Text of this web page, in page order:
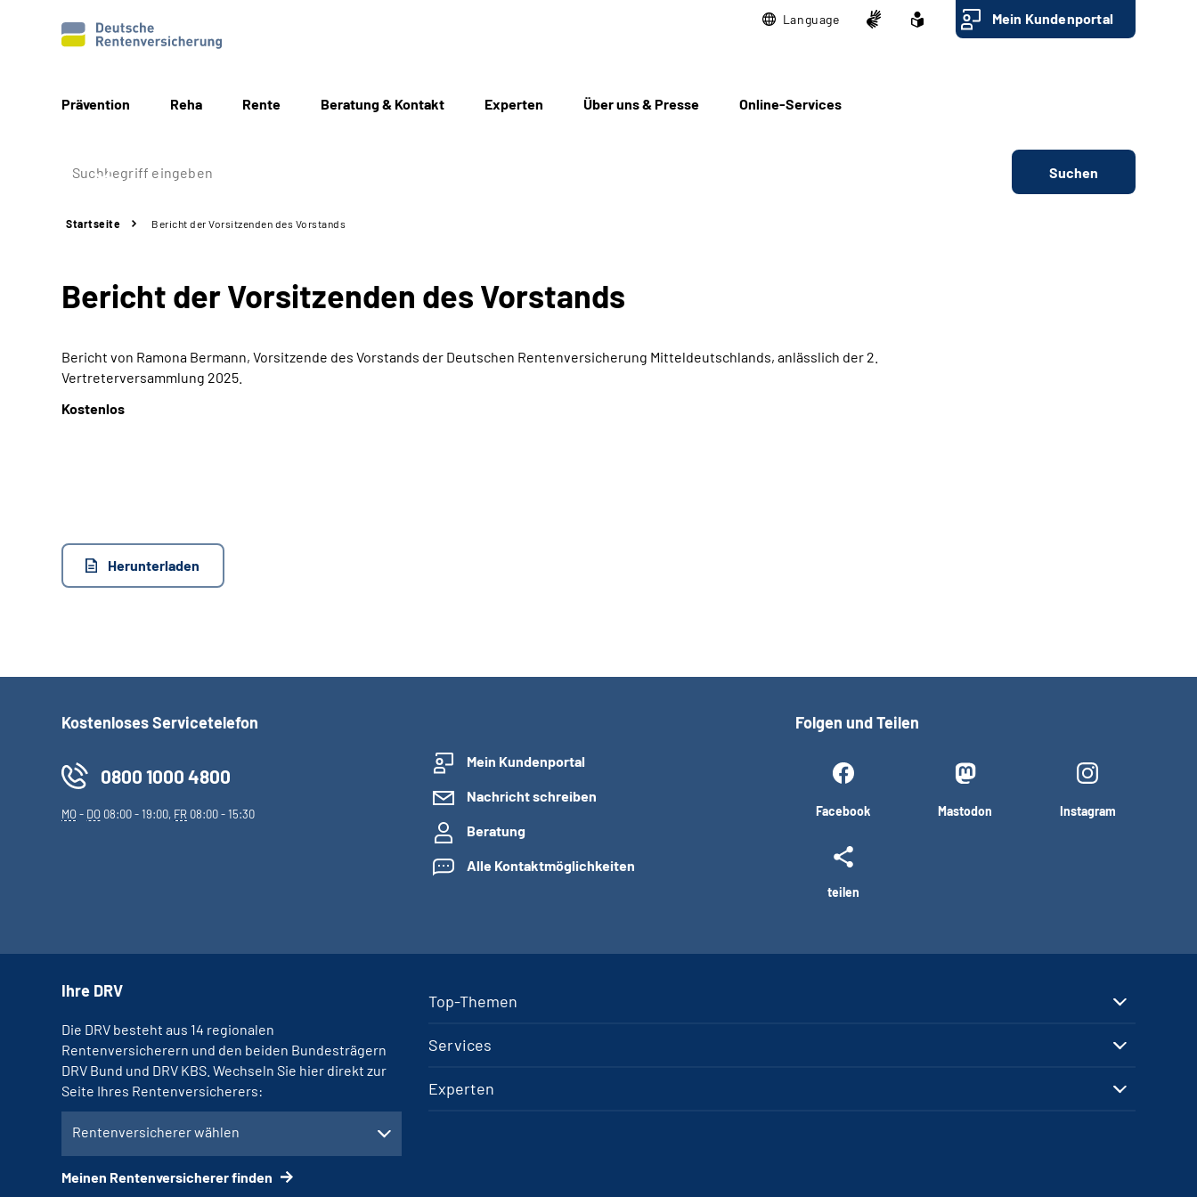
Language Mein Kundenportal
Prävention Reha Rente Beratung & Kontakt Experten Über uns & Presse Online-Services
Suchen
Startseite Bericht der Vorsitzenden des Vorstands
Bericht der Vorsitzenden des Vorstands
Bericht von Ramona Bermann, Vorsitzende des Vorstands der Deutschen Rentenversicherung Mitteldeutschlands, anlässlich der 2.
Vertreterversammlung 2025.
Kostenlos
Herunterladen
Kostenloses Servicetelefon
0800 1000 4800
MO- DO 08:00 - 19:00, FR 08:00 - 15:30
Mein Kundenportal
Nachricht schreiben
Beratung
Alle Kontaktmöglichkeiten
Folgen und Teilen
Facebook Mastodon Instagram
teilen
Top-Themen
Services
Experten
Ihre DRV
Die DRV besteht aus 14 regionalen
Rentenversicherern und den beiden Bundesträgern
DRV Bund und DRV KBS. Wechseln Sie hier direkt zur
Seite Ihres Rentenversicherers:
Rentenversicherer wählen
Meinen Rentenversicherer finden